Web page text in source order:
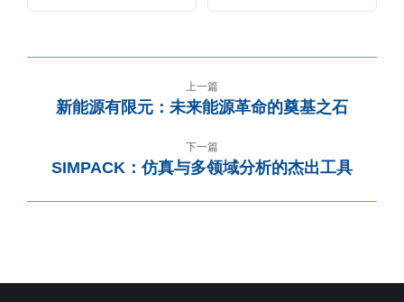
上一篇
新能源有限元：未来能源革命的奠基之石
下一篇
SIMPACK：仿真与多领域分析的杰出工具